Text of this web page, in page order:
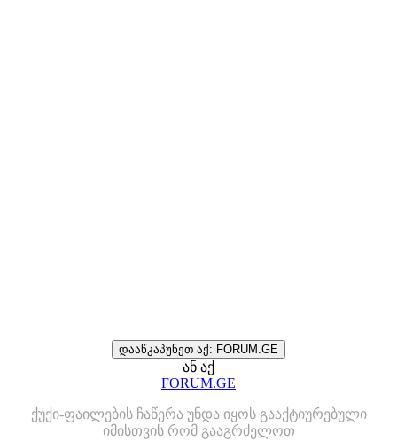
დააწკაპუნეთ აქ: FORUM.GE
ან აქ
FORUM.GE
ქუქი-ფაილების ჩაწერა უნდა იყოს გააქტიურებული
იმისთვის რომ გააგრძელოთ